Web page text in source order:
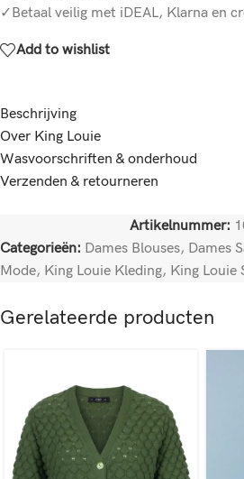
✓Betaal veilig met iDEAL, Klarna en
Add to wishlist
Beschrijving
Over King Louie
Wasvoorschriften & onderhoud
Verzenden & retourneren
Artikelnummer:
Categorieën: Dames Blouses, Dames
Mode, King Louie Kleding, King Louie
Gerelateerde producten